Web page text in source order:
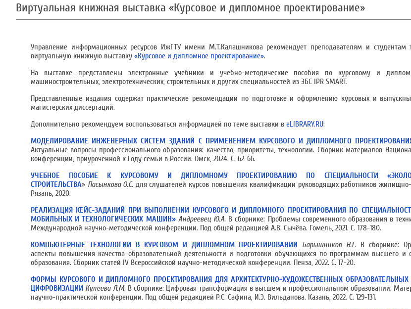
Виртуальная книжная выставка «Курсовое и дипломное проектирование»
Управление информационных ресурсов ИжГТУ имени М.Т.Калашникова рекомендует преподавателям и студентам
виртуальную книжную выставку «Курсовое и дипломное проектирование».
На выставке представлены электронные учебники и учебно-методические пособия по курсовому и
машиностроительных, электротехнических, строительных и других специальностей из ЭБС IPR SMART.
Представленные издания содержат практические рекомендации по подготовке и оформлению курсовых и
магистерских диссертаций.
Дополнительно рекомендуем воспользоваться информацией по теме выставки в eLIBRARY.RU:
МОДЕЛИРОВАНИЕ ИНЖЕНЕРНЫХ СИСТЕМ ЗДАНИЙ С ПРИМЕНЕНИЕМ КУРСОВОГО И ДИПЛОМНОГО
Актуальные вопросы профессионального образования: качество, приоритеты, технологии. Сборник материалов
конференции, приуроченной к Году семьи в России. Омск, 2024. С. 62-66.
УЧЕБНОЕ ПОСОБИЕ К КУРСОВОМУ И ДИПЛОМНОМУ ПРОЕКТИРОВАНИЮ ПО СПЕЦИАЛЬНОСТИ
СТРОИТЕЛЬСТВА» Пасынкова О.С. для слушателей курсов повышения квалификации руководящих работников
Рязань, 2020.
РЕАЛИЗАЦИЯ КЕЙС-ЗАДАНИЙ ПРИ ВЫПОЛНЕНИИ КУРСОВОГО И ДИПЛОМНОГО ПРОЕКТИРОВАНИЯ ПО
МОБИЛЬНЫХ И ТЕХНОЛОГИЧЕСКИХ МАШИН» Андреевец Ю.А. В сборнике: Проблемы современного образования в
Международной научно-методической конференции. Под общей редакцией А.В. Сычёва. Гомель, 2021. С. 178-180.
КОМПЬЮТЕРНЫЕ ТЕХНОЛОГИИ В КУРСОВОМ И ДИПЛОМНОМ ПРОЕКТИРОВАНИИ
Барышников Н.Г. В сборнике:
аспекты повышения качества образовательной деятельности и подготовки обучающихся по программам высшего и
образования. Сборник статей IV Всероссийской научно-методической конференции. Пенза, 2022. С. 17-20.
ФОРМЫ КУРСОВОГО И ДИПЛОМНОГО ПРОЕКТИРОВАНИЯ ДЛЯ АРХИТЕКТУРНО-ХУДОЖЕСТВЕННЫХ
ЦИФРОВИЗАЦИИ Кулеева Л.М. В сборнике: Цифровая трансформация в высшем и профессиональном образовании.
научно-практической конференции. Под общей редакцией Р.С. Сафина, И.Э. Вильданова. Казань, 2022. С. 129-131.